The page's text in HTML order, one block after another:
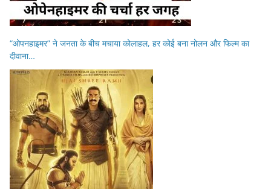
“ओपनहाइमर” ने जनता के बीच मचाया कोलाहल, हर कोई बना नोलन और फिल्म का
दीवाना…